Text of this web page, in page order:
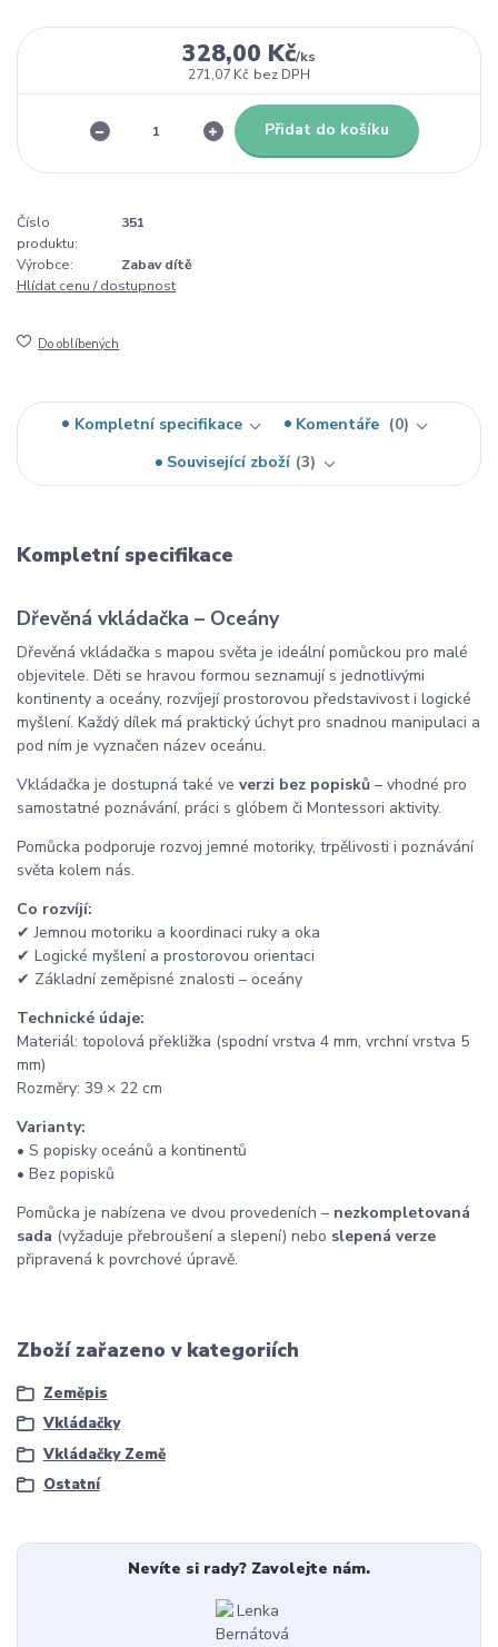
328,00 Kč/ks
271,07 Kč bez DPH
Přidat do košíku
Číslo
produktu:
351
Výrobce:
Zabav dítě
Hlídat cenu / dostupnost
Do oblíbených
Kompletní specifikace Komentáře
0
Související zboží 3
Kompletní specifikace
Dřevěná vkládačka – Oceány
Dřevěná vkládačka s mapou světa je ideální pomůckou pro malé
objevitele. Děti se hravou formou seznamují s jednotlivými
kontinenty a oceány, rozvíjejí prostorovou představivost i logické
myšlení. Každý dílek má praktický úchyt pro snadnou manipulaci a
pod ním je vyznačen název oceánu.
Vkládačka je dostupná také ve verzi bez popisků – vhodné pro
samostatné poznávání, práci s glóbem či Montessori aktivity.
Pomůcka podporuje rozvoj jemné motoriky, trpělivosti i poznávání
světa kolem nás.
Co rozvíjí:
✔ Jemnou motoriku a koordinaci ruky a oka
✔ Logické myšlení a prostorovou orientaci
✔ Základní zeměpisné znalosti – oceány
Technické údaje:
Materiál: topolová překližka (spodní vrstva 4 mm, vrchní vrstva 5
mm)
Rozměry: 39 × 22 cm
Varianty:
• S popisky oceánů a kontinentů
• Bez popisků
Pomůcka je nabízena ve dvou provedeních – nezkompletovaná
sada (vyžaduje přebroušení a slepení) nebo slepená verze
připravená k povrchové úpravě.
Zboží zařazeno v kategoriích
Zeměpis
Vkládačky
Vkládačky Země
Ostatní
Nevíte si rady? Zavolejte nám.